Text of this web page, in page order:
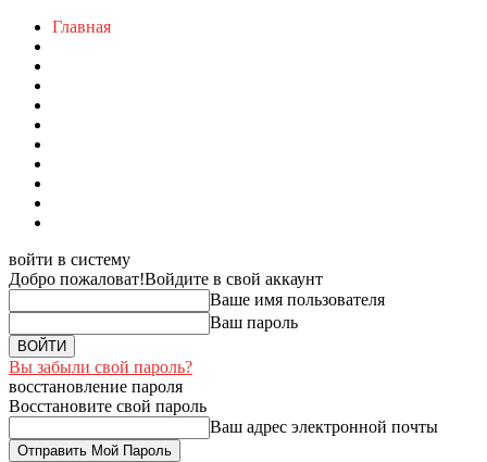
Главная
войти в систему
Добро пожаловат!Войдите в свой аккаунт
Ваше имя пользователя
Ваш пароль
Вы забыли свой пароль?
восстановление пароля
Восстановите свой пароль
Ваш адрес электронной почты